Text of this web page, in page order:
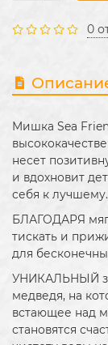
0
Мишка Sea
несет
и вдохновит
себя к лучшему.
БЛАГОДАРЯ
тискать и
для
УНИКАЛЬНЫЙ
медведя, на
встающее над
становятся